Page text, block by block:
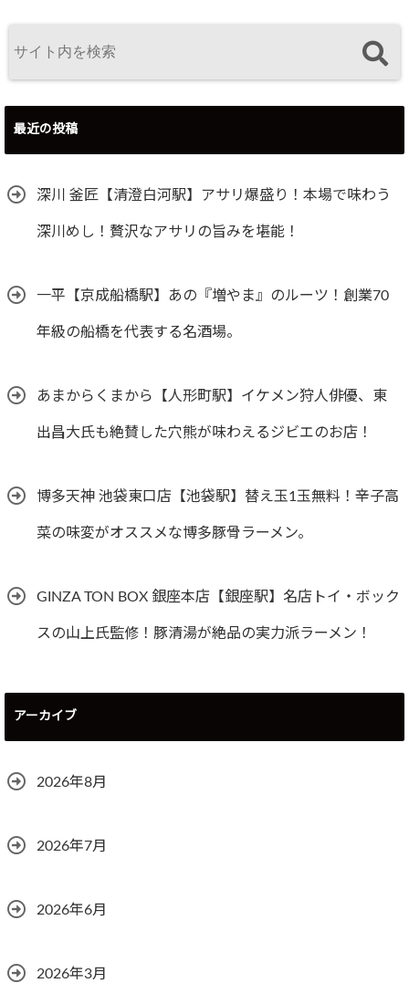
最近の投稿
深川 釜匠【清澄白河駅】アサリ爆盛り！本場で味わう
深川めし！贅沢なアサリの旨みを堪能！
一平【京成船橋駅】あの『増やま』のルーツ！創業70
年級の船橋を代表する名酒場。
あまからくまから【人形町駅】イケメン狩人俳優、東
出昌大氏も絶賛した穴熊が味わえるジビエのお店！
博多天神 池袋東口店【池袋駅】替え玉1玉無料！辛子高
菜の味変がオススメな博多豚骨ラーメン。
GINZA TON BOX 銀座本店【銀座駅】名店トイ・ボック
スの山上氏監修！豚清湯が絶品の実力派ラーメン！
アーカイブ
2026年8月
2026年7月
2026年6月
2026年3月